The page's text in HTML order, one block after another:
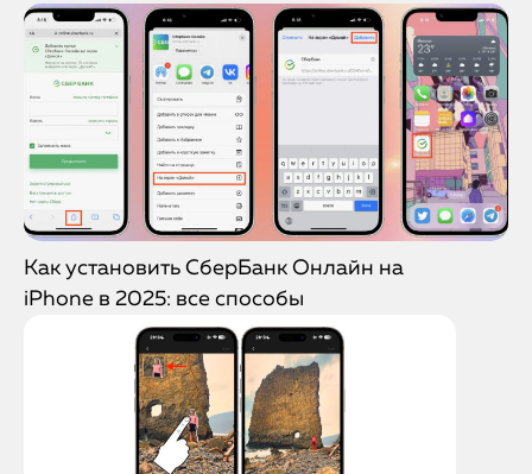
Как установить СберБанк Онлайн на
iPhone в 2025: все способы